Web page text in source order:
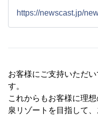
https://newscast.jp/
お客様にご支持いただ
す。
これからもお客様に理
泉リゾートを目指して